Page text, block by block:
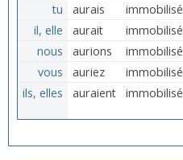
tu
aurais
immobilisé
il, elle
aurait
immobilisé
nous
aurions
immobilisé
vous
auriez
immobilisé
ils, elles
auraient immobilisé